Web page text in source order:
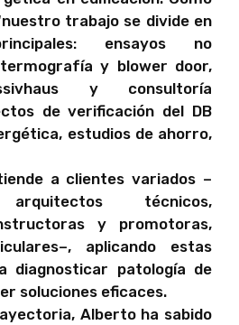
trabajo se divide en
ensayos no
y blower door,
y consultoría
de verificación del DB
estudios de ahorro,
a clientes variados –
arquitectos técnicos,
y promotoras,
aplicando estas
diagnosticar patología de
soluciones eficaces.
Alberto ha sabido